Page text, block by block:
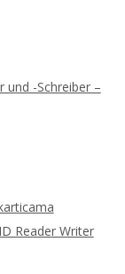
und -Schreiber –
Reader Writer